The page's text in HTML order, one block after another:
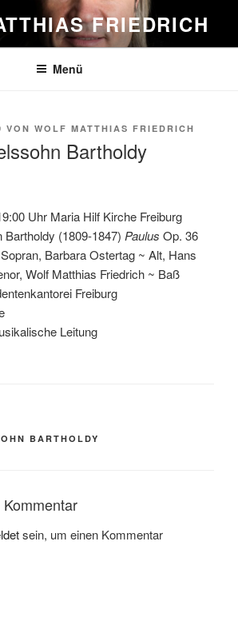
FRIEDRICH
Menü
VON WOLF MATTHIAS FRIEDRICH
Bartholdy
Uhr Maria Hilf Kirche Freiburg
(1809-1847) Paulus Op. 36
Barbara Ostertag ~ Alt, Hans
Wolf Matthias Friedrich ~ Baß
Freiburg
Leitung
BARTHOLDY
sein, um einen Kommentar